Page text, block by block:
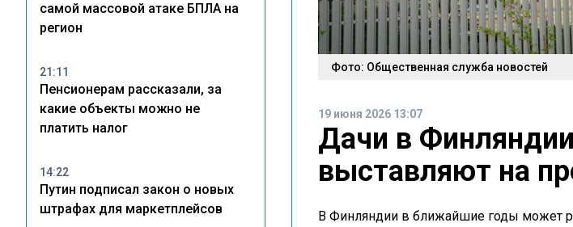
самой массовой атаке БПЛА на
регион
21:11
Пенсионерам рассказали, за
какие объекты можно не
платить налог
14:22
Путин подписал закон о новых
штрафах для маркетплейсов
Фото: Общественная служба новостей
19 июня 2026 13:07
Дачи в
выставляют на
В Финляндии в ближайшие годы может